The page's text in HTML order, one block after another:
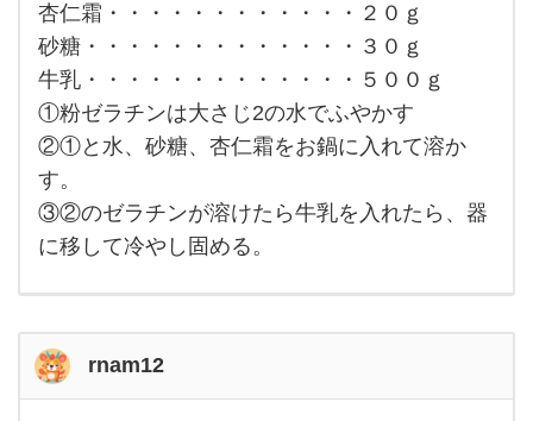
杏仁霜・・・・・・・・・・・・２０ｇ
砂糖・・・・・・・・・・・・・３０ｇ
牛乳・・・・・・・・・・・・・５００ｇ
①粉ゼラチンは大さじ2の水でふやかす
②①と水、砂糖、杏仁霜をお鍋に入れて溶か
す。
③②のゼラチンが溶けたら牛乳を入れたら、器
に移して冷やし固める。
rnam12